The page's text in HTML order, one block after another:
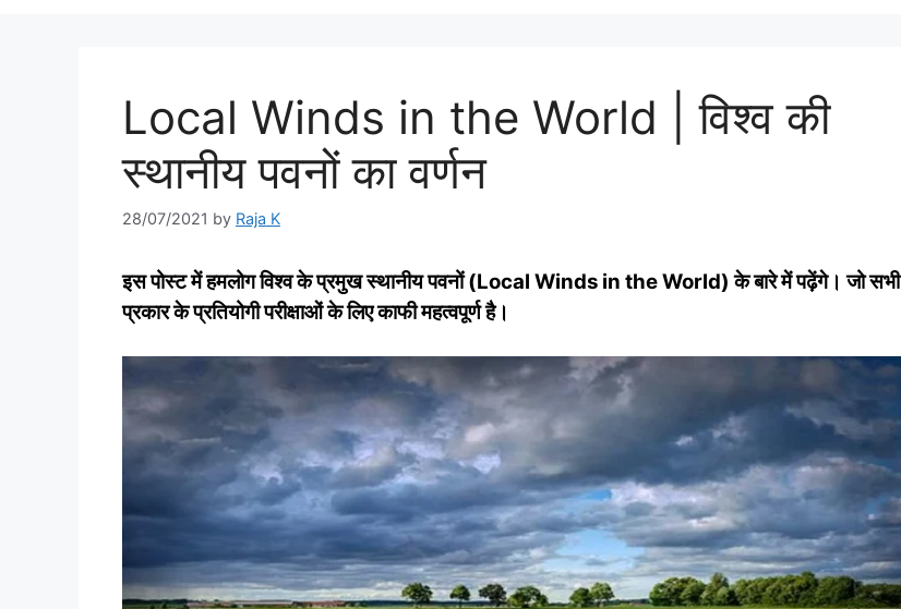
Local Winds in the World | विश्व की
स्थानीय पवनों का वर्णन
28/07/2021 by Raja K
इस पोस्ट में हमलोग विश्व के प्रमुख स्थानीय पवनों (Local Winds in the World) के बारे में पढ़ेंगे। जो सभी
प्रकार के प्रतियोगी परीक्षाओं के लिए काफी महत्वपूर्ण है।